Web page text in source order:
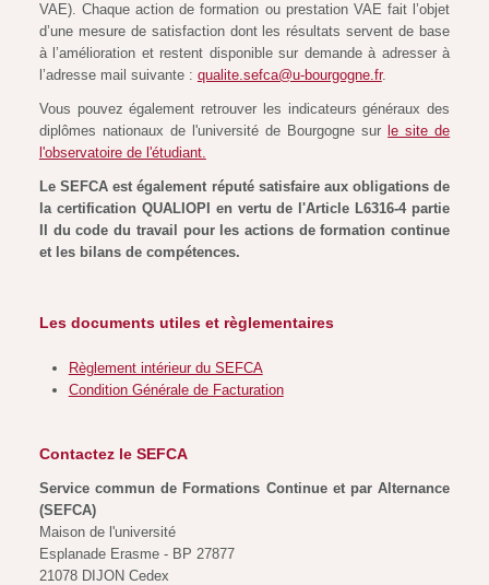
VAE). Chaque action de formation ou prestation VAE fait l’objet
d’une mesure de satisfaction dont les résultats servent de base
à l’amélioration et restent disponible sur demande à adresser à
l’adresse mail suivante : qualite.sefca@u-bourgogne.fr.
Vous pouvez également retrouver les indicateurs généraux des
diplômes nationaux de l'université de Bourgogne sur le site de
l'observatoire de l'étudiant.
Le SEFCA est également réputé satisfaire aux obligations de
la certification QUALIOPI en vertu de l'Article L6316-4 partie
II du code du travail pour les actions de formation continue
et les bilans de compétences.
Les documents utiles et règlementaires
Règlement intérieur du SEFCA
Condition Générale de Facturation
Contactez le SEFCA
Service commun de Formations Continue et par Alternance
(SEFCA)
Maison de l'université
Esplanade Erasme - BP 27877
21078 DIJON Cedex